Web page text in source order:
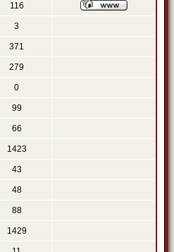
116
3
371
279
0
99
66
1423
43
48
88
1429